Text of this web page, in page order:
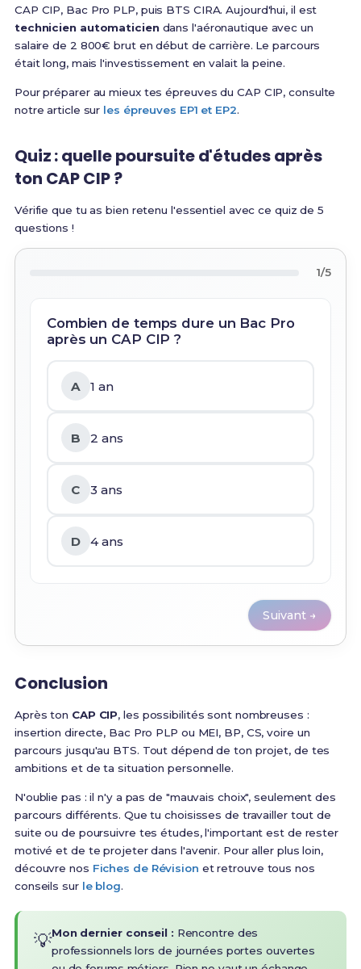
CAP CIP, Bac Pro PLP, puis BTS CIRA. Aujourd'hui, il est
technicien automaticiendans l'aéronautique avec un
salaire de 2 800€ brut en début de carrière. Le parcours
était long, mais l'investissement en valait la peine.
Pour préparer au mieux tes épreuves du CAP CIP, consulte
notre article sur les épreuves EP1 et EP2.
Quiz : quelle poursuite d'études après
ton CAP CIP ?
Vérifie que tu as bien retenu l'essentiel avec ce quiz de 5
questions !
1/5
Combien de temps dure un Bac Pro
après un CAP CIP ?
A 1 an
B 2 ans
C 3 ans
D 4 ans
Suivant →
Conclusion
Après ton CAP CIP, les possibilités sont nombreuses :
insertion directe, Bac Pro PLP ou MEI, BP, CS, voire un
parcours jusqu'au BTS. Tout dépend de ton projet, de tes
ambitions et de ta situation personnelle.
N'oublie pas : il n'y a pas de "mauvais choix", seulement des
parcours différents. Que tu choisisses de travailler tout de
suite ou de poursuivre tes études, l'important est de rester
motivé et de te projeter dans l'avenir. Pour aller plus loin,
découvre nos Fiches de Révision et retrouve tous nos
conseils sur le blog.
💡Mon dernier conseil : Rencontre des
professionnels lors de journées portes ouvertes